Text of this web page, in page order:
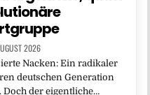
2026
Nacken: Ein radikaler
deutschen Generation
der eigentliche…